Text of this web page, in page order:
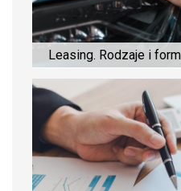
Leasing. Rodzaje i